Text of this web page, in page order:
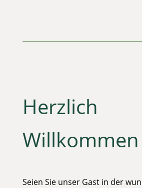
Herzlich
Willkommen
Seien Sie unser Gast in der